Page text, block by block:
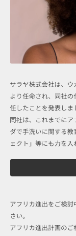
サラヤ株式会社は、
より任命され、同社
任したことを発表しま
同社は、これまでに
ダで手洗いに関する
ェクト」等にも力を入
アフリカ進出をご検
さい。
アフリカ進出計画のご